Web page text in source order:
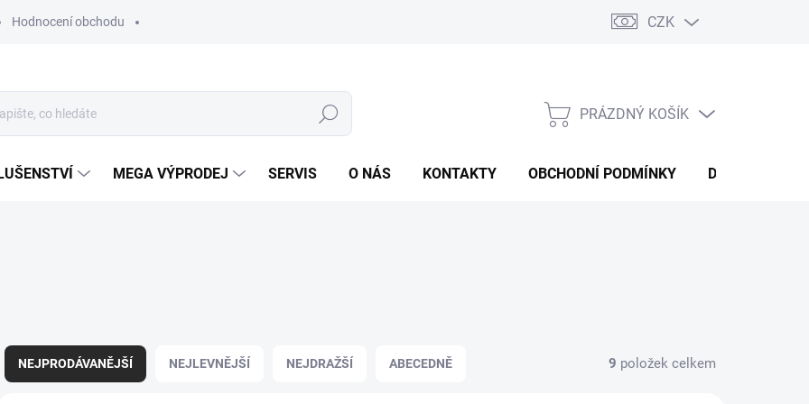
Hodnocení obchodu CZK
Hledat
NÁKUPNÍ
PRÁZDNÝ KOŠÍK
MEGA VÝPRODEJ SERVIS O NÁS KONTAKTY OBCHODNÍ PODMÍNKY DOPRAVA A
Ř
z
NEJPRODÁVANĚJŠÍ NEJLEVNĚJŠÍ NEJDRAŽŠÍ ABECEDNĚ 9 položek celkem